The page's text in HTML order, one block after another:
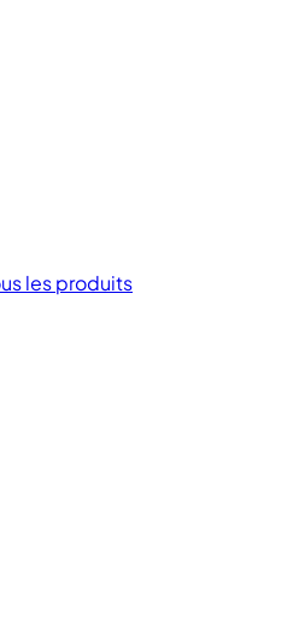
les produits